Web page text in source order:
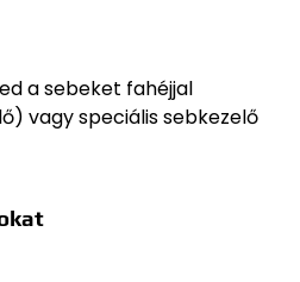
a sebeket fahéjjal
vagy speciális sebkezelő